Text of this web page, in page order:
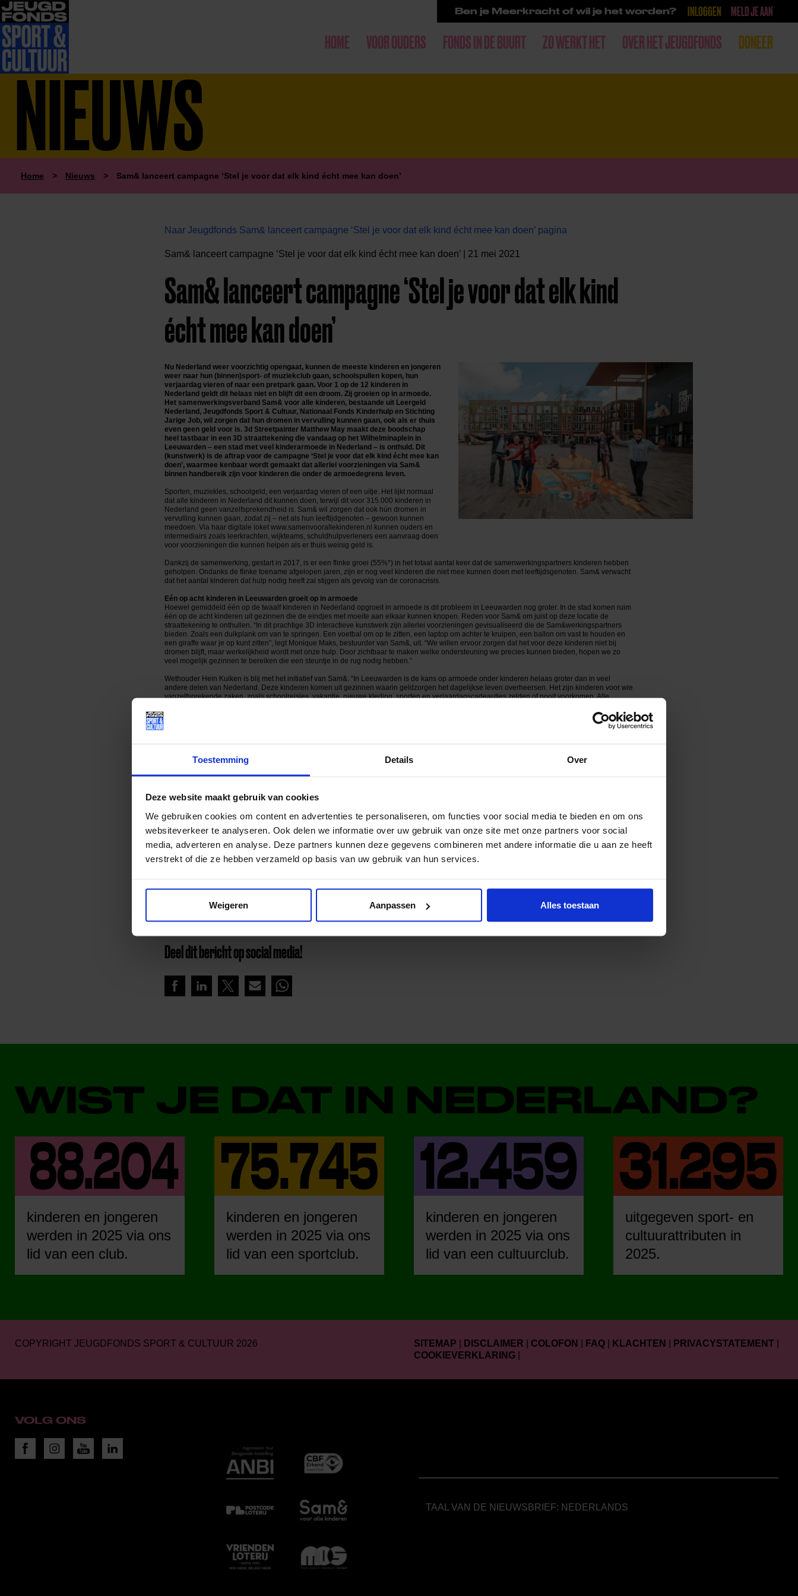
Toestemming Details Over
Deze website maakt gebruik van cookies
We gebruiken cookies om content en advertenties te personaliseren, om functies voor social media te bieden en om ons
websiteverkeer te analyseren. Ook delen we informatie over uw gebruik van onze site met onze partners voor social
media, adverteren en analyse. Deze partners kunnen deze gegevens combineren met andere informatie die u aan ze heeft
verstrekt of die ze hebben verzameld op basis van uw gebruik van hun services.
Weigeren Aanpassen Alles toestaan
Ben je Meerkracht of wil je het worden? INLOGGEN MELD JE AAN
HOME VOOR OUDERS FONDS IN DE BUURT ZO WERKT HET OVER HET JEUGDFONDS DONEER
NIEUWS
Home > Nieuws > Sam& lanceert campagne ‘Stel je voor dat elk kind écht mee kan doen’
Naar Jeugdfonds Sam& lanceert campagne ‘Stel je voor dat elk kind écht mee kan doen’ pagina
Sam& lanceert campagne ‘Stel je voor dat elk kind écht mee kan doen’ | 21 mei 2021
Sam& lanceert campagne ‘Stel je voor dat elk kind
écht mee kan doen’
Nu Nederland weer voorzichtig opengaat, kunnen de meeste kinderen en jongeren
weer naar hun (binnen)sport- of muziekclub gaan, schoolspullen kopen, hun
verjaardag vieren of naar een pretpark gaan. Voor 1 op de 12 kinderen in
Nederland geldt dit helaas niet en blijft dit een droom. Zij groeien op in armoede.
Het samenwerkingsverband Sam& voor alle kinderen, bestaande uit Leergeld
Nederland, Jeugdfonds Sport & Cultuur, Nationaal Fonds Kinderhulp en Stichting
Jarige Job, wil zorgen dat hun dromen in vervulling kunnen gaan, ook als er thuis
even geen geld voor is. 3d Streetpainter Matthew May maakt deze boodschap
heel tastbaar in een 3D straattekening die vandaag op het Wilhelminaplein in
Leeuwarden – een stad met veel kinderarmoede in Nederland – is onthuld. Dit
(kunstwerk) is de aftrap voor de campagne ‘Stel je voor dat elk kind écht mee kan
doen’, waarmee kenbaar wordt gemaakt dat allerlei voorzieningen via Sam&
binnen handbereik zijn voor kinderen die onder de armoedegrens leven.
Sporten, muziekles, schoolgeld, een verjaardag vieren of een uitje. Het lijkt normaal
dat alle kinderen in Nederland dit kunnen doen, terwijl dit voor 315.000 kinderen in
Nederland geen vanzelfsprekendheid is. Sam& wil zorgen dat ook hún dromen in
vervulling kunnen gaan, zodat zij – net als hun leeftijdgenoten – gewoon kunnen
meedoen. Via haar digitale loket www.samenvoorallekinderen.nl
kunnen ouders en
intermediairs zoals leerkrachten, wijkteams, schuldhulpverleners een aanvraag doen
voor voorzieningen die kunnen helpen als er thuis weinig geld is.
Dankzij de samenwerking, gestart in 2017, is er een flinke groei (55%*) in het totaal aantal keer dat de samenwerkingspartners kinderen hebben
geholpen. Ondanks de flinke toename afgelopen jaren, zijn er nog veel kinderen die niet mee kunnen doen met leeftijdsgenoten. Sam& verwacht
dat het aantal kinderen dat hulp nodig heeft zal stijgen als gevolg van de coronacrisis.
Eén op acht kinderen in Leeuwarden groeit op in armoede
Hoewel gemiddeld één op de twaalf kinderen in Nederland opgroeit in armoede is dit probleem in Leeuwarden nog groter. In de stad komen ruim
één op de acht kinderen uit gezinnen die de eindjes met moeite aan elkaar kunnen knopen. Reden voor Sam& om juist op deze locatie de
straattekening te onthullen. “In dit prachtige 3D interactieve kunstwerk zijn allerlei voorzieningen gevisualiseerd die de Sam&werkingspartners
bieden. Zoals een duikplank om van te springen. Een voetbal om op te zitten, een laptop om achter te kruipen, een ballon om vast te houden en
een giraffe waar je op kunt zitten”, legt Monique Maks, bestuurder van Sam&, uit. “We willen ervoor zorgen dat het voor deze kinderen niet bij
dromen blijft, maar werkelijkheid wordt met onze hulp. Door zichtbaar te maken welke ondersteuning we precies kunnen bieden, hopen we zo
veel mogelijk gezinnen te bereiken die een steuntje in de rug nodig hebben.”
Wethouder Hein Kuiken is blij met het initiatief van Sam&. “In Leeuwarden is de kans op armoede onder kinderen helaas groter dan in veel
andere delen van Nederland. Deze kinderen komen uit gezinnen waarin geldzorgen het dagelijkse leven overheersen. Het zijn kinderen voor wie
vanzelfsprekende zaken, zoals schoolreisjes, vakantie, nieuwe kleding, sporten en verjaardagscadeautjes zelden of nooit voorkomen. Alle
corona hun baan verliezen of in aanmerking komen voor tijdelijke regelingen. Want kinderen mogen niet de dupe worden!”
Sam& voor alle kinderen
Samen zetten zij zich in om kinderen te ondersteunen die opgroeien in een gezin met weinig financiële middelen, door allerlei voorzieningen te
bieden op het gebied van educatie, sport, cultuur, verjaardag, vrije tijd en andere activiteiten. Dit doet Sam& in samenwerking met gemeenten,
lokale partners en bedrijven. Samen met het Nibud en Rabo Foundation biedt Sam& tevens informatie en oplossingen over opvoeden met
geldzorgen.
* Optelsom van het aantal geholpen kinderen door de samenwerkingspartners, hier zit overlap in.
Deel dit bericht op social media!
WIST JE DAT IN NEDERLAND?
kinderen en jongeren
werden in 2025 via ons
lid van een club.
kinderen en jongeren
werden in 2025 via ons
lid van een sportclub.
kinderen en jongeren
werden in 2025 via ons
lid van een cultuurclub.
uitgegeven sport- en
cultuurattributen in
2025.
COPYRIGHT JEUGDFONDS SPORT & CULTUUR 2026 SITEMAP DISCLAIMER COLOFON FAQ KLACHTEN PRIVACYSTATEMENT
COOKIEVERKLARING
VOLG ONS
TAAL VAN DE NIEUWSBRIEF: NEDERLANDS